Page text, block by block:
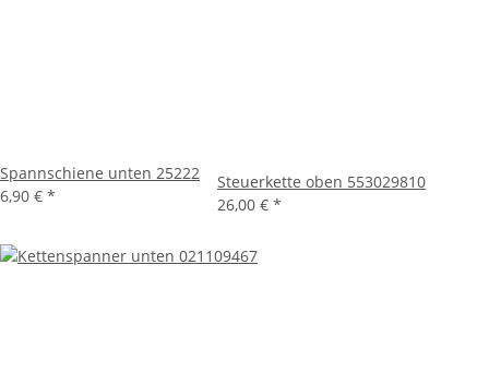
Spannschiene unten 25222
6,90 € *
Steuerkette oben 553029810
26,00 € *